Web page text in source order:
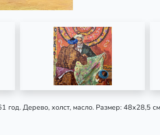
год. Дерево, холст, масло. Размер: 48х28,5